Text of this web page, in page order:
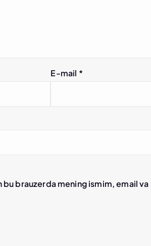
E-mail *
brauzerda mening ismim, email va